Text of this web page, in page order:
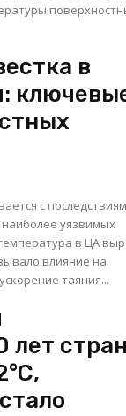
в
с
уязвимых
в ЦА
влияние на
таяния...
лет